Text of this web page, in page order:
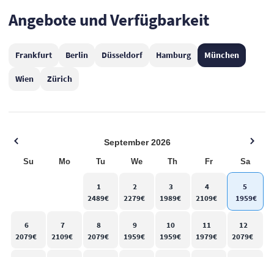
Angebote und Verfügbarkeit
Frankfurt Berlin Düsseldorf Hamburg München
Wien Zürich
September 2026
Su Mo Tu We Th Fr Sa
1 2 3 4 5
6 7 8 9 10 11 12